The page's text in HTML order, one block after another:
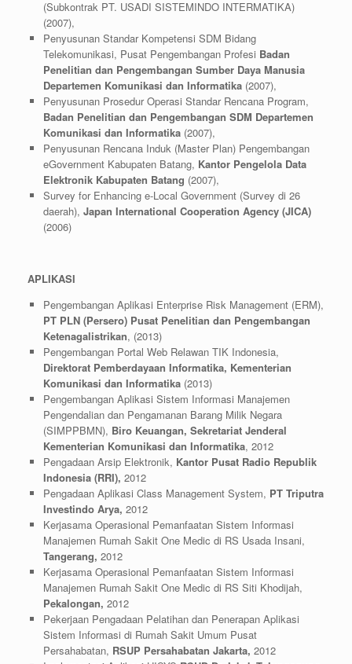
(Subkontrak PT. USADI SISTEMINDO INTERMATIKA)
(2007),
Penyusunan Standar Kompetensi SDM Bidang
Telekomunikasi, Pusat Pengembangan Profesi Badan
Penelitian dan Pengembangan Sumber Daya Manusia
Departemen Komunikasi dan Informatika(2007),
Penyusunan Prosedur Operasi Standar Rencana Program,
Badan Penelitian dan Pengembangan SDM Departemen
Komunikasi dan Informatika(2007),
Penyusunan Rencana Induk (Master Plan) Pengembangan
eGovernment Kabupaten Batang, Kantor Pengelola Data
Elektronik Kabupaten Batang (2007),
Survey for Enhancing e-Local Government (Survey di 26
daerah), Japan International Cooperation Agency (JICA)
(2006)
APLIKASI
Pengembangan Aplikasi Enterprise Risk Management (ERM),
PT PLN (Persero) Pusat Penelitian dan Pengembangan
Ketenagalistrikan, (2013)
Pengembangan Portal Web Relawan TIK Indonesia,
Direktorat Pemberdayaan Informatika, Kementerian
Komunikasi dan Informatika(2013)
Pengembangan Aplikasi Sistem Informasi Manajemen
Pengendalian dan Pengamanan Barang Milik Negara
(SIMPPBMN), Biro Keuangan, Sekretariat Jenderal
Kementerian Komunikasi dan Informatika, 2012
Pengadaan Arsip Elektronik, Kantor Pusat Radio Republik
Indonesia (RRI), 2012
Pengadaan Aplikasi Class Management System, PT Triputra
Investindo Arya, 2012
Kerjasama Operasional Pemanfaatan Sistem Informasi
Manajemen Rumah Sakit One Medic di RS Usada Insani,
Tangerang, 2012
Kerjasama Operasional Pemanfaatan Sistem Informasi
Manajemen Rumah Sakit One Medic di RS Siti Khodijah,
Pekalongan, 2012
Pekerjaan Pengadaan Pelatihan dan Penerapan Aplikasi
Sistem Informasi di Rumah Sakit Umum Pusat
Persahabatan, RSUP Persahabatan Jakarta, 2012